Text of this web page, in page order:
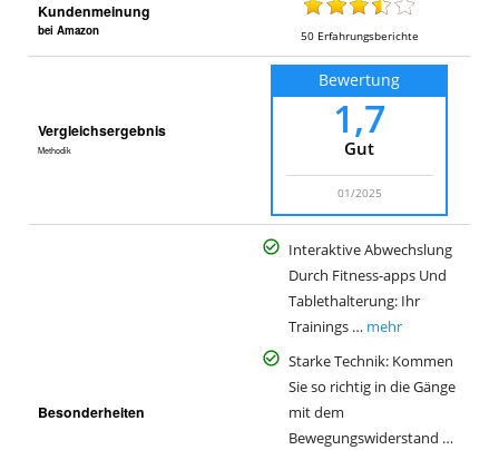
Kundenmeinung
bei Amazon 50 Erfahrungsberichte
Vergleichsergebnis
Methodik
Bewertung
1,7
Gut
01/2025
Besonderheiten
Interaktive Abwechslung
Durch Fitness-apps Und
Tablethalterung: Ihr
Trainings … mehr
Starke Technik: Kommen
Sie so richtig in die Gänge
mit dem
Bewegungswiderstand …